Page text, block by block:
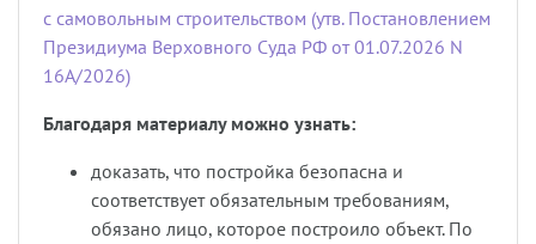
с самовольным строительством (утв. Постановлением
Президиума Верховного Суда РФ от 01.07.2026 N
16А/2026)
Благодаря материалу можно узнать:
доказать, что постройка безопасна и
соответствует обязательным требованиям,
обязано лицо, которое построило объект. По